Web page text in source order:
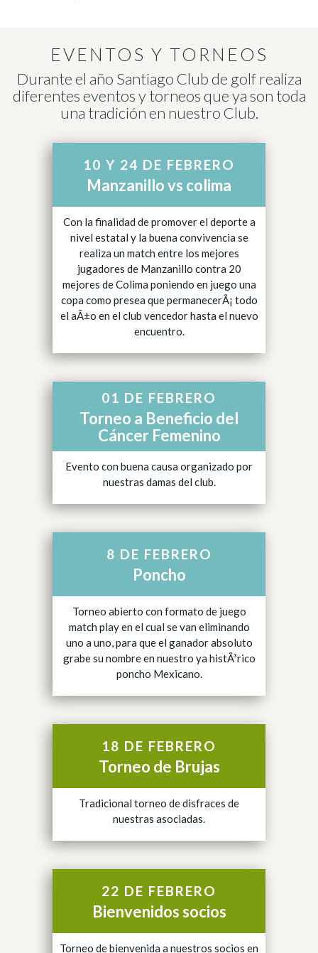
EVENTOS Y TORNEOS
Durante el año Santiago Club de golf realiza
diferentes eventosy torneos que ya son toda
una tradición en nuestro Club.
10 Y 24 DE FEBRERO
Manzanillo vs colima
Con la finalidad de promover el deporte a
nivel estatal y la buena convivencia se
realiza un match entre los mejores
jugadores de Manzanillo contra 20
mejores de Colima poniendo en juego una
copa como presea que permanecerÃ¡ todo
el aÃ±o en el club vencedor hasta el nuevo
encuentro.
01 DE FEBRERO
Torneo a Beneficio del
Cáncer Femenino
Evento con buena causa organizado por
nuestras damas del club.
8 DE FEBRERO
Poncho
Torneo abierto con formato de juego
match play en el cual se van eliminando
uno a uno, para que el ganador absoluto
grabe su nombre en nuestro ya histÃ³rico
poncho Mexicano.
18 DE FEBRERO
Torneo de Brujas
Tradicional torneo de disfraces de
nuestras asociadas.
22 DE FEBRERO
Bienvenidos socios
Torneo de bienvenida a nuestros socios en